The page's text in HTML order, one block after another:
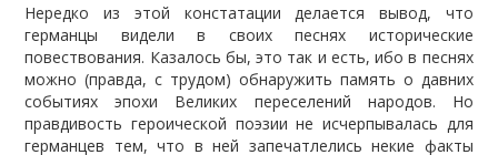
Нередко из этой констатации делается вывод, что
германцы видели в своих песнях исторические
повествования. Казалось бы, это так и есть, ибо в песнях
можно (правда, с трудом) обнаружить память о давних
событиях эпохи Великих переселений народов. Но
правдивость героической поэзии не исчерпывалась для
германцев тем, что в ней запечатлелись некие факты